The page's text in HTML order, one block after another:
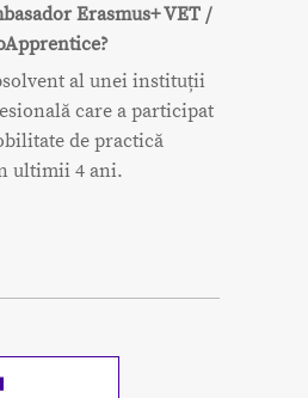
Erasmus+ VET /
al unei instituții
care a participat
de practică
ultimii 4 ani.